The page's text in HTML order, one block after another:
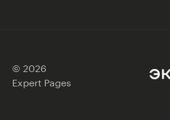
© 2026
Expert Pages